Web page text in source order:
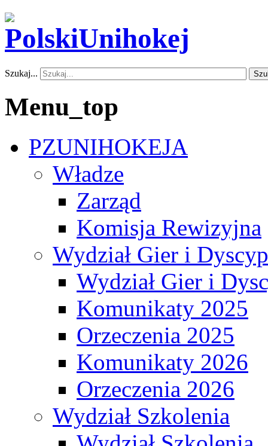
Szukaj...
Menu_top
PZUNIHOKEJA
Władze
Zarząd
Komisja Rewizyjna
Wydział Gier i
Wydział Gier i
Komunikaty 2025
Orzeczenia 2025
Komunikaty 2026
Orzeczenia 2026
Wydział Szkolenia